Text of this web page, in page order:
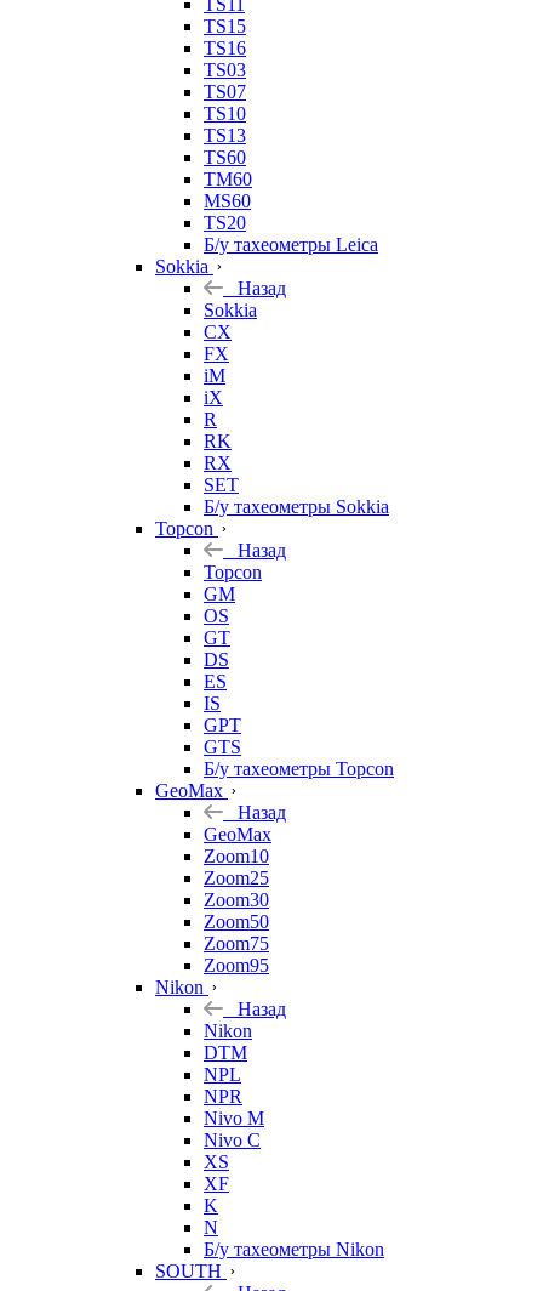
TS11
TS15
TS16
TS03
TS07
TS10
TS13
TS60
TM60
MS60
TS20
Б/у тахеометры Leica
Sokkia
Назад
Sokkia
CX
FX
iM
iX
R
RK
RX
SET
Б/у тахеометры Sokkia
Topcon
Назад
Topcon
GM
OS
GT
DS
ES
IS
GPT
GTS
Б/у тахеометры Topcon
GeoMax
Назад
GeoMax
Zoom10
Zoom25
Zoom30
Zoom50
Zoom75
Zoom95
Nikon
Назад
Nikon
DTM
NPL
NPR
Nivo M
Nivo C
XS
XF
K
N
Б/у тахеометры Nikon
SOUTH